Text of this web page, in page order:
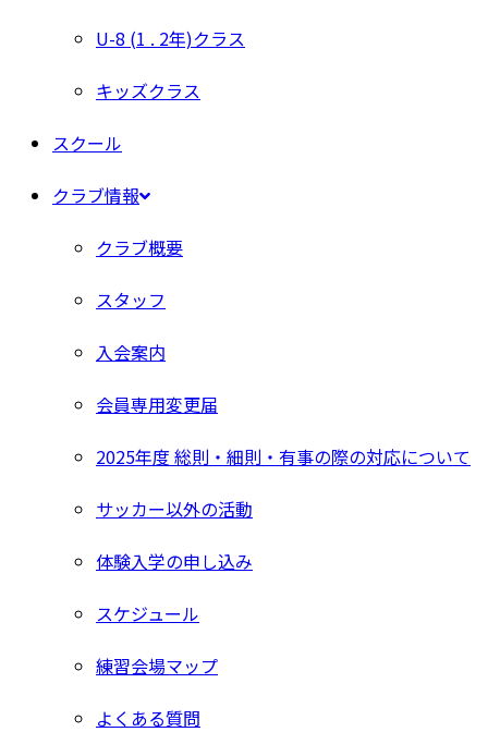
U-8 (1 . 2年)クラス
キッズクラス
スクール
クラブ情報
クラブ概要
スタッフ
入会案内
会員専用変更届
2025年度 総則・細則・有事の際の対応について
サッカー以外の活動
体験入学の申し込み
スケジュール
練習会場マップ
よくある質問